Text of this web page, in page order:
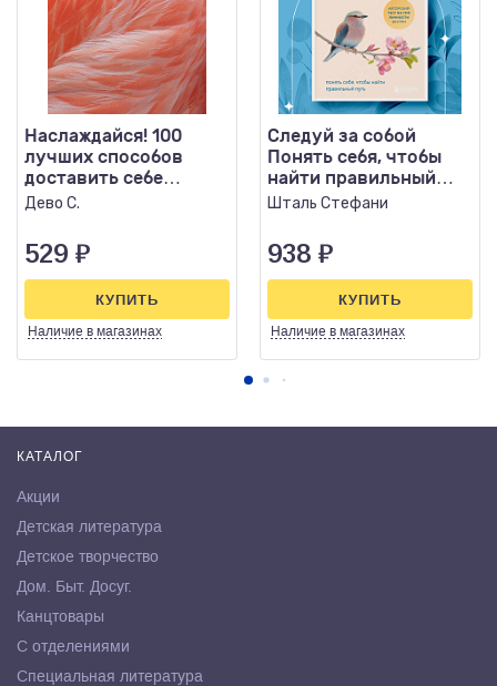
Наслаждайся! 100
лучших способов
доставить себе
радость
Дево С.
529 ₽
Наличие в магазинах
КУПИТЬ
Следуй за собой
Понять себя, чтобы
найти правильный
путь
Шталь Стефани
938 ₽
Наличие в магазинах
КУПИТЬ
КАТАЛОГ
Акции
Детская литература
Детское творчество
Дом. Быт. Досуг.
Канцтовары
С отделениями
Специальная литература